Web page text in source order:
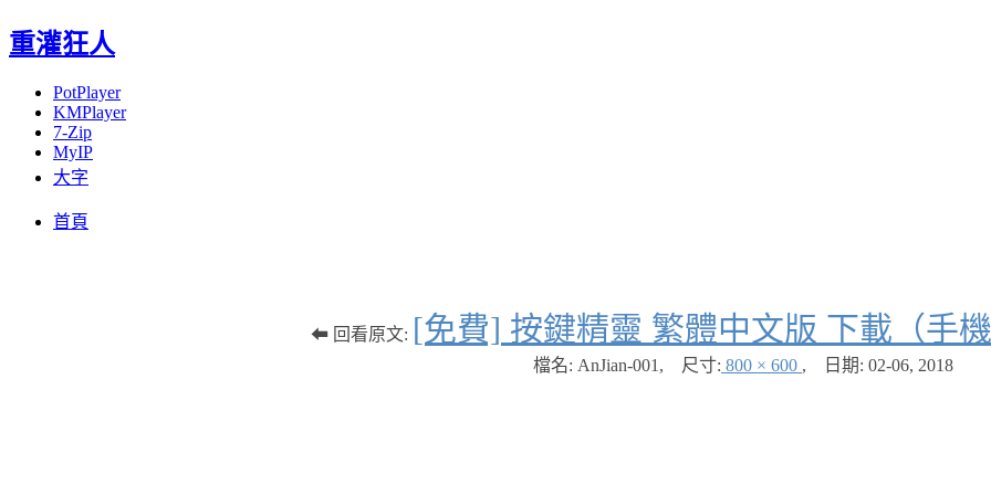
重灌狂人
PotPlayer
KMPlayer
7-Zip
MyIP
大字
首頁
⬅ 回看原文: [免費] 按鍵精靈 繁體中文版 下載（手機
檔名: AnJian-001 , 尺寸: 800 × 600 , 日期: 02-06, 2018